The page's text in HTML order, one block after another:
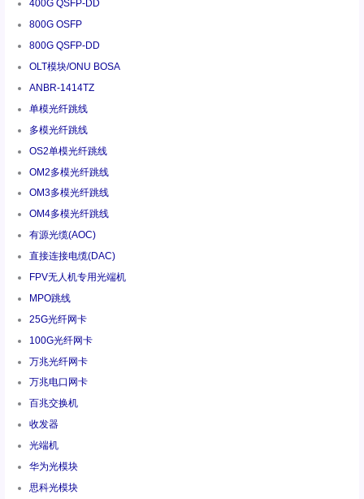
400G QSFP-DD
800G OSFP
800G QSFP-DD
OLT模块/ONU BOSA
ANBR-1414TZ
单模光纤跳线
多模光纤跳线
OS2单模光纤跳线
OM2多模光纤跳线
OM3多模光纤跳线
OM4多模光纤跳线
有源光缆(AOC)
直接连接电缆(DAC)
FPV无人机专用光端机
MPO跳线
25G光纤网卡
100G光纤网卡
万兆光纤网卡
万兆电口网卡
百兆交换机
收发器
光端机
华为光模块
思科光模块